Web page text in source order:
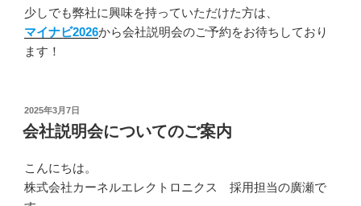
少しでも弊社に興味を持っていただけた方は、
マイナビ2026から会社説明会のご予約をお待ちしており
ます！
投
稿
日:
2025年3月7日
会社説明会についてのご案内
こんにちは。
株式会社カーネルエレクトロニクス 採用担当の廣瀬で